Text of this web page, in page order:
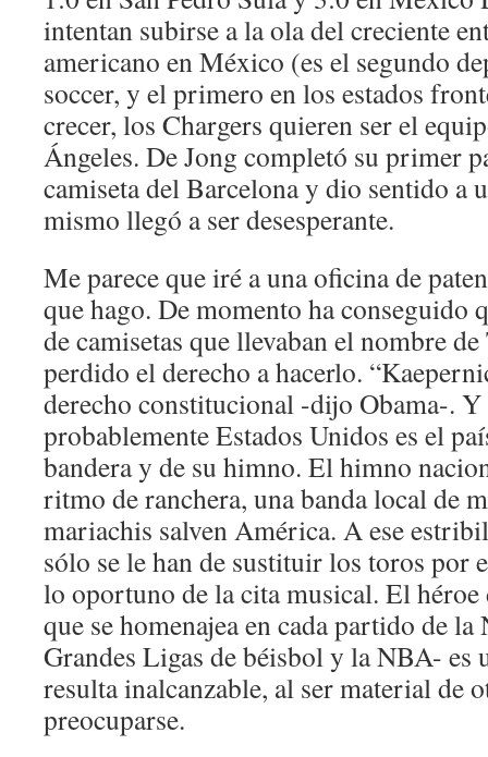
intentan subirse a la ola del creciente
americano en México (es el segundo
soccer, y el primero en los estados
crecer, los Chargers quieren ser el
Ángeles. De Jong completó su primer
camiseta del Barcelona y dio sentido a
mismo llegó a ser desesperante.
Me parece que iré a una oficina de
que hago. De momento ha conseguido
de camisetas que llevaban el nombre
perdido el derecho a hacerlo.
derecho constitucional -dijo Obama-. Y
probablemente Estados Unidos es el
bandera y de su himno. El himno
ritmo de ranchera, una banda local de
mariachis salven América. A ese
sólo se le han de sustituir los toros por
lo oportuno de la cita musical. El
que se homenajea en cada partido de
Grandes Ligas de béisbol y la NBA- es
resulta inalcanzable, al ser material de
preocuparse.